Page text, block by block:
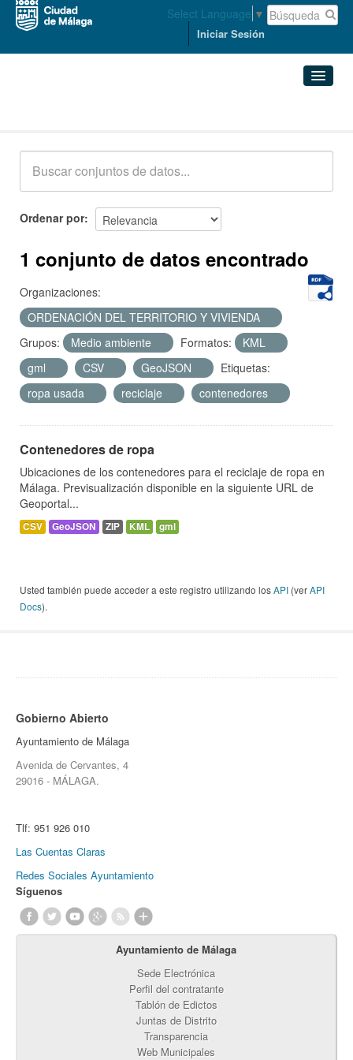
Select Language ▼
Iniciar Sesión
Acerca de
Ordenar por
1 conjunto de datos encontrado
Organizaciones:
ORDENACIÓN DEL TERRITORIO Y VIVIENDA
Grupos:
Medio ambiente Formatos:
KML
gml
CSV GeoJSON
Etiquetas:
ropa usada
reciclaje contenedores
Contenedores de ropa
Ubicaciones de los contenedores para el reciclaje de ropa en
Málaga. Previsualización disponible en la siguiente URL de
Geoportal...
CSV GeoJSON ZIP KML gml
Usted también puede acceder a este registro utilizando losAPI (verAPI
Docs).
Gobierno Abierto
Ayuntamiento de Málaga
Avenida de Cervantes, 4
29016 - MÁLAGA.
Tlf: 951 926 010
Las Cuentas Claras
Redes Sociales Ayuntamiento
Síguenos
Ayuntamiento de Málaga
Sede Electrónica
Perfil del contratante
Tablón de Edictos
Juntas de Distrito
Transparencia
Web Municipales